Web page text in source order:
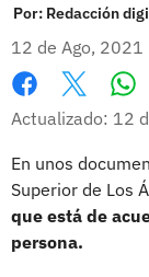
Por: Redacción
12 de Ago, 2021
Facebook
X
Actualizado: 12
En unos
Superior de Los
que está de
persona.